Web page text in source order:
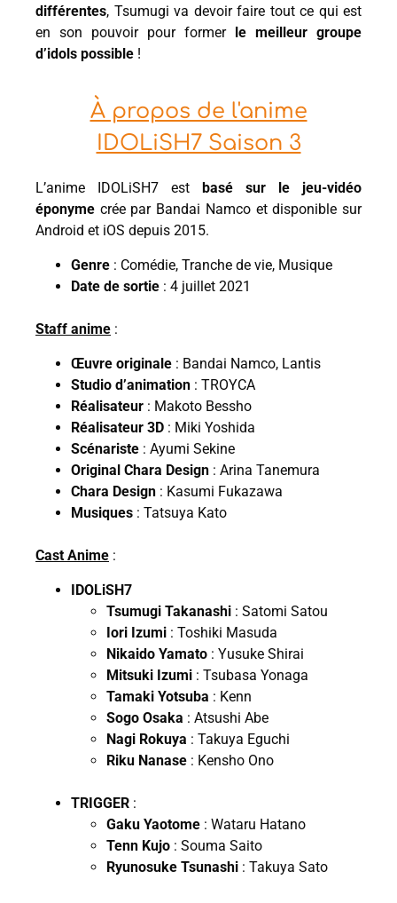
différentes, Tsumugi va devoir faire tout ce qui est
en son pouvoir pour former
le meilleur groupe
d’idols possible !
À propos de l'anime
IDOLiSH7 Saison 3
L’anime IDOLiSH7 est
basé sur le jeu-vidéo
éponyme crée par Bandai Namco et disponible sur
Android et iOS depuis 2015.
Genre : Comédie, Tranche de vie, Musique
Date de sortie : 4 juillet 2021
Staff anime :
Œuvre originale : Bandai Namco, Lantis
Studio d’animation : TROYCA
Réalisateur : Makoto Bessho
Réalisateur 3D : Miki Yoshida
Scénariste : Ayumi Sekine
Original Chara Design : Arina Tanemura
Chara Design : Kasumi Fukazawa
Musiques : Tatsuya Kato
Cast Anime :
IDOLiSH7
Tsumugi Takanashi : Satomi Satou
Iori Izumi : Toshiki Masuda
Nikaido Yamato : Yusuke Shirai
Mitsuki Izumi : Tsubasa Yonaga
Tamaki Yotsuba : Kenn
Sogo Osaka : Atsushi Abe
Nagi Rokuya : Takuya Eguchi
Riku Nanase : Kensho Ono
TRIGGER :
Gaku Yaotome : Wataru Hatano
Tenn Kujo : Souma Saito
Ryunosuke Tsunashi : Takuya Sato